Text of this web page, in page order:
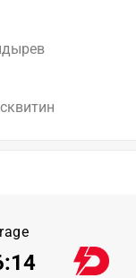
:14